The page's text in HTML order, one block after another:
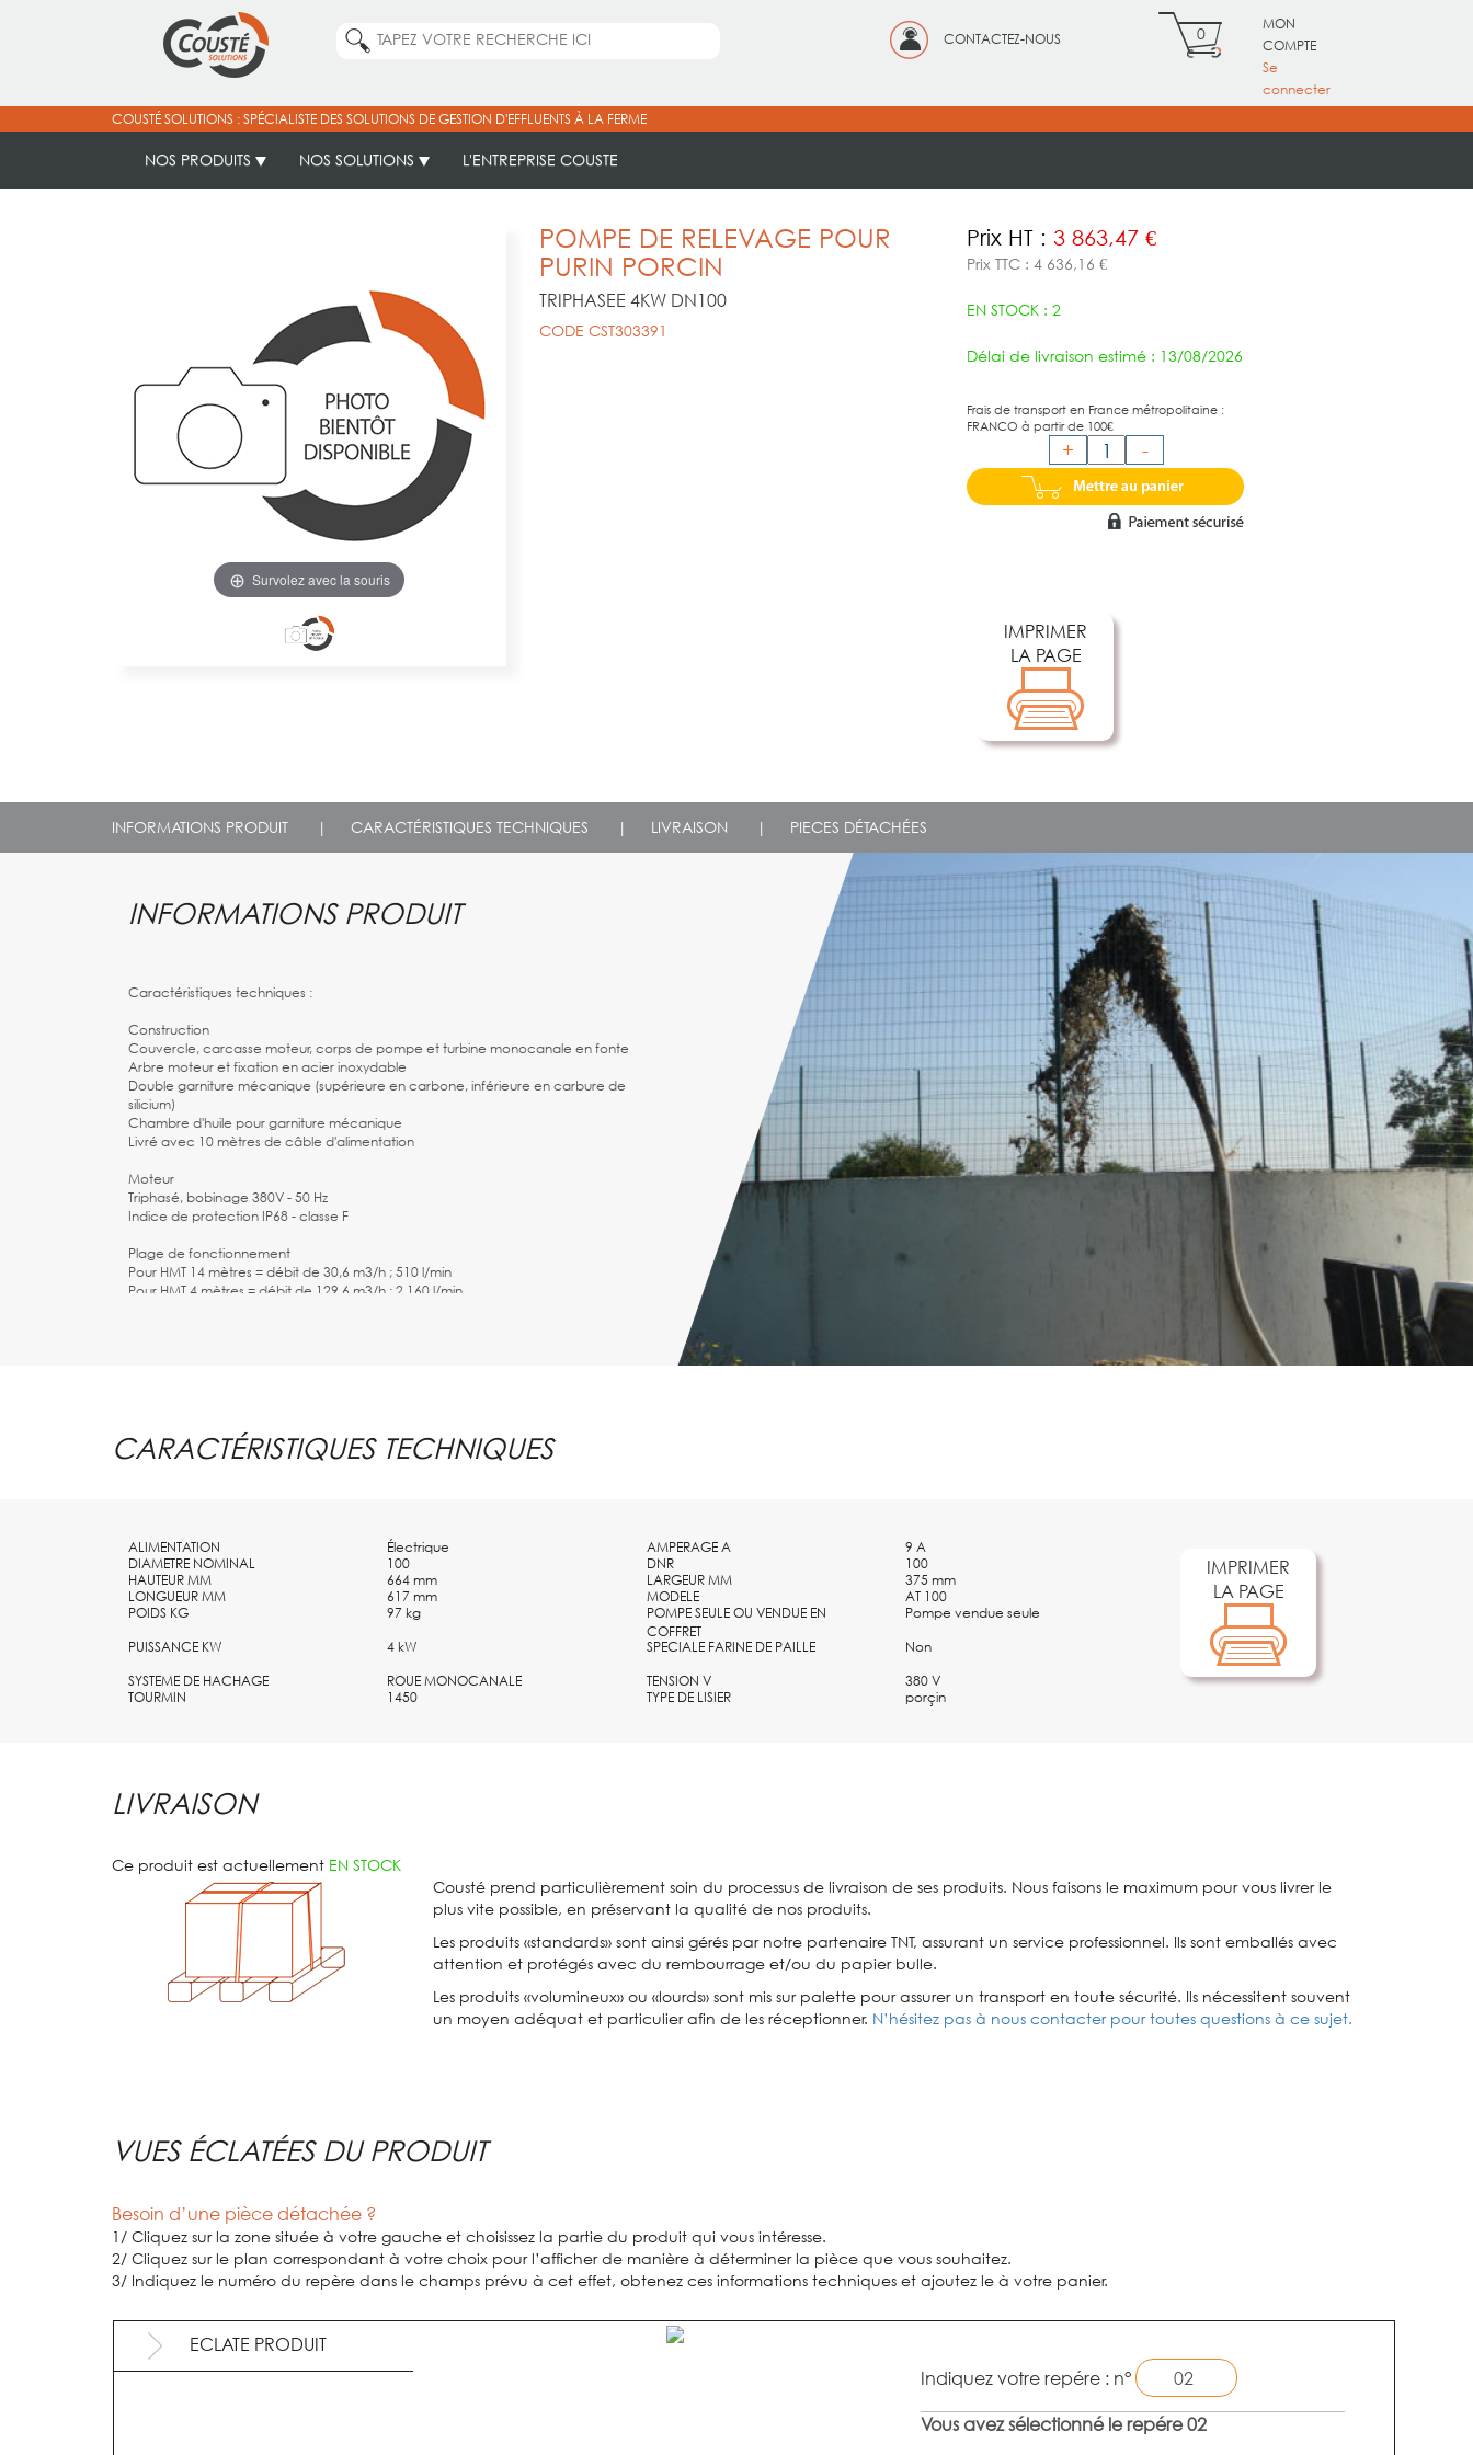
CONTACTEZ-NOUS 0
MON
COMPTE
Se
connecter
COUSTÉ SOLUTIONS : SPÉCIALISTE DES SOLUTIONS DE GESTION D'EFFLUENTS À LA FERME
NOS PRODUITS NOS SOLUTIONS L'ENTREPRISE COUSTE
Survolez avec la souris
POMPE DE RELEVAGE POUR
PURIN PORCIN
TRIPHASEE 4KW DN100
CODE CST303391
Prix HT : 3 863,47 €
Prix TTC : 4 636,16 €
EN STOCK : 2
Délai de livraison estimé : 13/08/2026
Frais de transport en France métropolitaine :
FRANCO à partir de 100€
+ -
IMPRIMER
LA PAGE
INFORMATIONS PRODUIT | CARACTÉRISTIQUES TECHNIQUES | LIVRAISON | PIECES DÉTACHÉES
INFORMATIONS PRODUIT
Caractéristiques techniques :
Construction
Couvercle, carcasse moteur, corps de pompe et turbine monocanale en fonte
Arbre moteur et fixation en acier inoxydable
Double garniture mécanique (supérieure en carbone, inférieure en carbure de
silicium)
Chambre d'huile pour garniture mécanique
Livré avec 10 mètres de câble d'alimentation
Moteur
Triphasé, bobinage 380V - 50 Hz
Indice de protection IP68 - classe F
Plage de fonctionnement
Pour HMT 14 mètres = débit de 30,6 m3/h ; 510 l/min
Pour HMT 4 mètres = débit de 129,6 m3/h ; 2 160 l/min
COLLIER DE SERRAGE TOURILLON W4 INOX Ø 104-112 x 2
5 METRES DE TUYAU LISIER Ø 100
CARACTÉRISTIQUES TECHNIQUES
ALIMENTATION Électrique AMPERAGE A
9 A
DIAMETRE NOMINAL
100 DNR
100
HAUTEUR MM
664 mm LARGEUR MM
375 mm
LONGUEUR MM
617 mm MODELE
AT 100
POIDS KG
97 kg
POMPE SEULE OU VENDUE EN
COFFRET
Pompe vendue seule
PUISSANCE KW
4 kW SPECIALE FARINE DE PAILLE
Non
SYSTEME DE HACHAGE
ROUE MONOCANALE TENSION V
380 V
TOURMIN
1450 TYPE DE LISIER porçin
IMPRIMER
LA PAGE
LIVRAISON
Ce produit est actuellement EN STOCK
Cousté prend particulièrement soin du processus de livraison de ses produits. Nous faisons le maximum pour vous livrer le
plus vite possible, en préservant la qualité de nos produits.
Les produits «standards» sont ainsi gérés par notre partenaire TNT, assurant un service professionnel. Ils sont emballés avec
attention et protégés avec du rembourrage et/ou du papier bulle.
Les produits «volumineux» ou «lourds» sont mis sur palette pour assurer un transport en toute sécurité. Ils nécessitent souvent
un moyen adéquat et particulier afin de les réceptionner. N’hésitez pas à nous contacter pour toutes questions à ce sujet.
VUES ÉCLATÉES DU PRODUIT
Besoin d’une pièce détachée ?
1/ Cliquez sur la zone située à votre gauche et choisissez la partie du produit qui vous intéresse.
2/ Cliquez sur le plan correspondant à votre choix pour l’afficher de manière à déterminer la pièce que vous souhaitez.
3/ Indiquez le numéro du repère dans le champs prévu à cet effet, obtenez ces informations techniques et ajoutez le à votre panier.
ECLATE PRODUIT
Indiquez votre repére : n°
Vous avez sélectionné le repére 02